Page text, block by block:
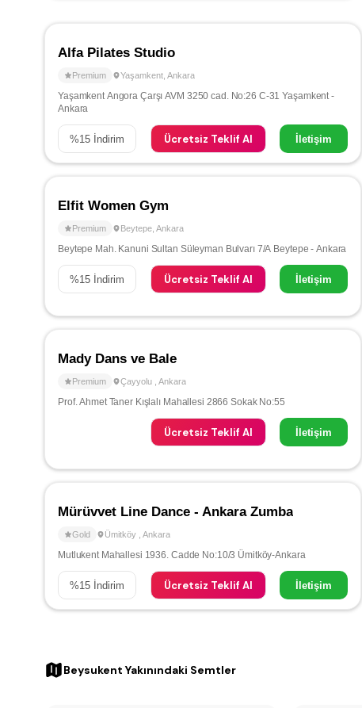
Alfa Pilates Studio
Premium Yaşamkent Ankara
Yaşamkent Angora Çarşı AVM 3250 cad. No:26 C-31 Yaşamkent -
Ankara
%15 İndirim Ücretsiz Teklif Al İletişim
Elfit Women Gym
Premium Beytepe Ankara
Beytepe Mah. Kanuni Sultan Süleyman Bulvarı 7/A Beytepe - Ankara
%15 İndirim Ücretsiz Teklif Al İletişim
Mady Dans ve Bale
Premium Çayyolu Ankara
Prof. Ahmet Taner Kışlalı Mahallesi 2866 Sokak No:55
Ücretsiz Teklif Al İletişim
Mürüvvet Line Dance - Ankara Zumba
Gold Ümitköy Ankara
Mutlukent Mahallesi 1936. Cadde No:10/3 Ümitköy-Ankara
%15 İndirim Ücretsiz Teklif Al İletişim
Beysukent Yakınındaki Semtler